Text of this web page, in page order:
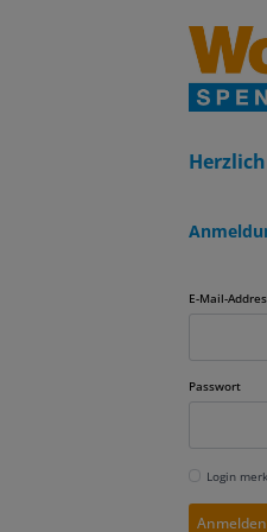
E-Mail-
Passwort
Login
Anmelden